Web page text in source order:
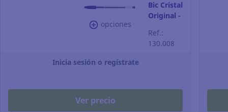
opciones
Bic Cristal
Original -
Ref.:
130.008
Inicia sesión o regístrate
Ver precio